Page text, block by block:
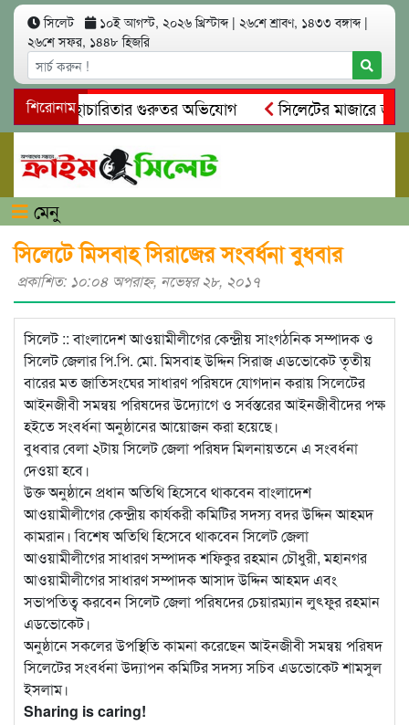
সিলেট ১০ই আগস্ট, ২০২৬ খ্রিস্টাব্দ | ২৬শে শ্রাবণ, ১৪৩৩ বঙ্গাব্দ |
২৬শে সফর, ১৪৪৮ হিজরি
শিরোনাম
ও স্বেচ্ছাচারিতার গুরুতর অভিযোগ
সিলেটের মাজারে
সন্ধান, দলিল ফাঁস
গোয়াইনঘাটে প্রেমের ফাঁদে তরুণী পাচার:
মেনু
সিলেটে মিসবাহ সিরাজের সংবর্ধনা বুধবার
প্রকাশিত: ১০:০৪ অপরাহ্ণ, নভেম্বর ২৮, ২০১৭
সিলেট :: বাংলাদেশ আওয়ামীলীগের কেন্দ্রীয় সাংগঠনিক সম্পাদক ও
সিলেট জেলার পি.পি. মো. মিসবাহ উদ্দিন সিরাজ এডভোকেট তৃতীয়
বারের মত জাতিসংঘের সাধারণ পরিষদে যোগদান করায় সিলেটের
আইনজীবী সমন্বয় পরিষদের উদ্যোগে ও সর্বস্তরের আইনজীবীদের পক্ষ
হইতে সংবর্ধনা অনুষ্ঠানের আয়োজন করা হয়েছে।
বুধবার বেলা ২টায় সিলেট জেলা পরিষদ মিলনায়তনে এ সংবর্ধনা
দেওয়া হবে।
উক্ত অনুষ্ঠানে প্রধান অতিথি হিসেবে থাকবেন বাংলাদেশ
আওয়ামীলীগের কেন্দ্রীয় কার্যকরী কমিটির সদস্য বদর উদ্দিন আহমদ
কামরান। বিশেষ অতিথি হিসেবে থাকবেন সিলেট জেলা
আওয়ামীলীগের সাধারণ সম্পাদক শফিকুর রহমান চৌধুরী, মহানগর
আওয়ামীলীগের সাধারণ সম্পাদক আসাদ উদ্দিন আহমদ এবং
সভাপতিত্ব করবেন সিলেট জেলা পরিষদের চেয়ারম্যান লুৎফুর রহমান
এডভোকেট।
অনুষ্ঠানে সকলের উপস্থিতি কামনা করেছেন আইনজীবী সমন্বয় পরিষদ
সিলেটের সংবর্ধনা উদ্যাপন কমিটির সদস্য সচিব এডভোকেট শামসুল
ইসলাম।
Sharing is caring!